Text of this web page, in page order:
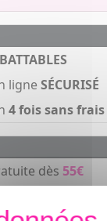
ligneSÉCURISÉ
4 fois sans frais
dès 55€